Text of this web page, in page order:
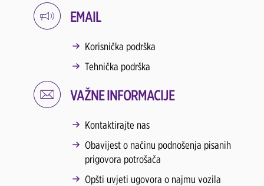
EMAIL
Korisnička podrška
Tehnička podrška
VAŽNE INFORMACIJE
Kontaktirajte nas
Obavijest o načinu podnošenja pisanih
prigovora potrošača
Opšti uvjeti ugovora o najmu vozila